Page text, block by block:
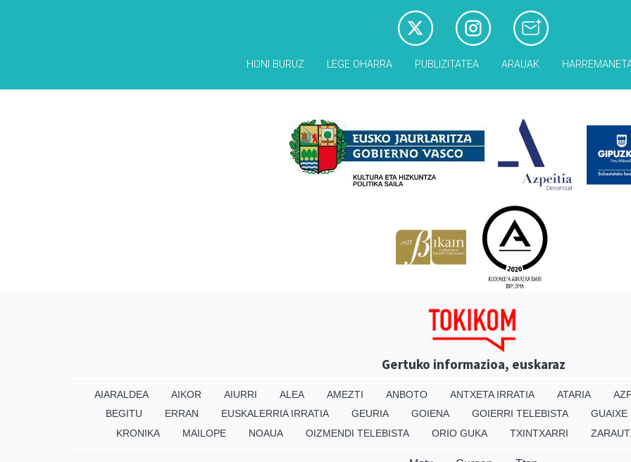
HONI BURUZ LEGE OHARRA PUBLIZITATEA ARAUAK
Gertuko informazioa, euskaraz
AIARALDEA AIKOR AIURRI ALEA AMEZTI ANBOTO ANTXETA IRRATIA ATARIA
BEGITU
ERRAN EUSKALERRIA IRRATIA GEURIA GOIENA GOIERRI TELEBISTA GUAIXE
KRONIKA
MAILOPE NOAUA OIZMENDI TELEBISTA ORIO GUKA TXINTXARRI